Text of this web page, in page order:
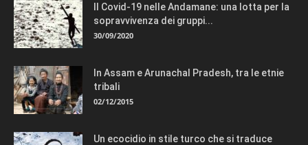
Il Covid-19 nelle Andamane: una lotta per la
sopravvivenza dei gruppi...
30/09/2020
In Assam e Arunachal Pradesh, tra le etnie
tribali
02/12/2015
Un ecocidio in stile turco che si traduce